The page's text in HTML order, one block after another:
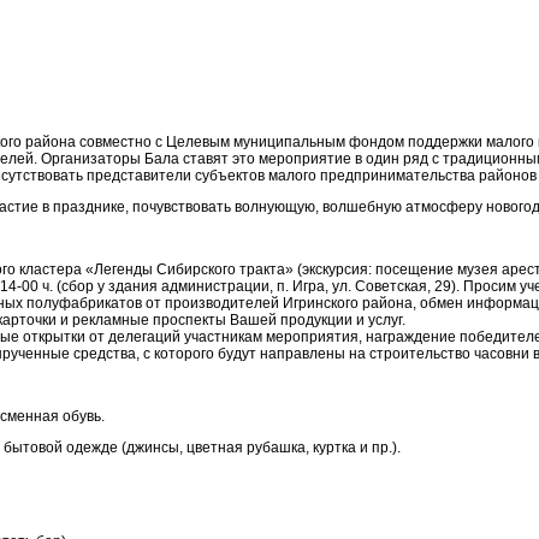
района совместно с Целевым муниципальным фондом поддержки
Организаторы Бала ставят это мероприятие в один ряд с
представители субъектов малого предпринимательства
в празднике, почувствовать волнующую, волшебную атмосферу
кластера «Легенды Сибирского тракта» (экскурсия: посещение музея
00 ч. (сбор у здания администрации, п. Игра, ул. Советская, 29). Просим
полуфабрикатов от производителей Игринского района, обмен
и рекламные проспекты Вашей продукции и услуг.
открытки от делегаций участникам мероприятия, награждение
средства, с которого будут направлены на строительство
обувь.
одежде (джинсы, цветная рубашка, куртка и пр.).